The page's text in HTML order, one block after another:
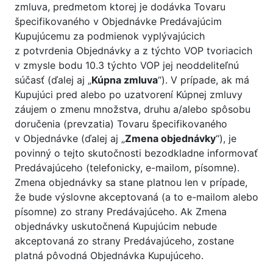
zmluva, predmetom ktorej je dodávka Tovaru
špecifikovaného v Objednávke Predávajúcim
Kupujúcemu za podmienok vyplývajúcich
z potvrdenia Objednávky a z týchto VOP tvoriacich
v zmysle bodu 10.3 týchto VOP jej neoddeliteľnú
súčasť (ďalej aj „Kúpna zmluva“). V prípade, ak má
Kupujúci pred alebo po uzatvorení Kúpnej zmluvy
záujem o zmenu množstva, druhu a/alebo spôsobu
doručenia (prevzatia) Tovaru špecifikovaného
v Objednávke (ďalej aj „Zmena objednávky“), je
povinný o tejto skutočnosti bezodkladne informovať
Predávajúceho (telefonicky, e-mailom, písomne).
Zmena objednávky sa stane platnou len v prípade,
že bude výslovne akceptovaná (a to e-mailom alebo
písomne) zo strany Predávajúceho. Ak Zmena
objednávky uskutočnená Kupujúcim nebude
akceptovaná zo strany Predávajúceho, zostane
platná pôvodná Objednávka Kupujúceho.